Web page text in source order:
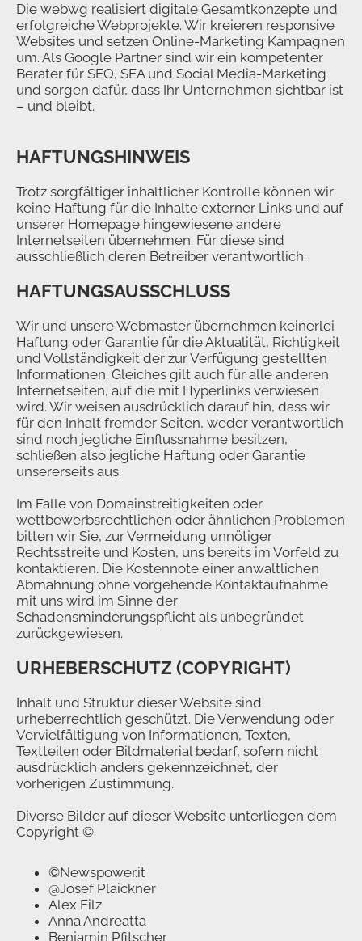
Die webwg realisiert digitale Gesamtkonzepte und
erfolgreiche Webprojekte. Wir kreieren responsive
Websites und setzen Online-Marketing Kampagnen
um. Als Google Partner sind wir ein kompetenter
Berater für SEO, SEA und Social Media-Marketing
und sorgen dafür, dass Ihr Unternehmen sichtbar ist
– und bleibt.
HAFTUNGSHINWEIS
Trotz sorgfältiger inhaltlicher Kontrolle können wir
keine Haftung für die Inhalte externer Links und auf
unserer Homepage hingewiesene andere
Internetseiten übernehmen. Für diese sind
ausschließlich deren Betreiber verantwortlich.
HAFTUNGSAUSSCHLUSS
Wir und unsere Webmaster übernehmen keinerlei
Haftung oder Garantie für die Aktualität, Richtigkeit
und Vollständigkeit der zur Verfügung gestellten
Informationen. Gleiches gilt auch für alle anderen
Internetseiten, auf die mit Hyperlinks verwiesen
wird. Wir weisen ausdrücklich darauf hin, dass wir
für den Inhalt fremder Seiten, weder verantwortlich
sind noch jegliche Einflussnahme besitzen,
schließen also jegliche Haftung oder Garantie
unsererseits aus.
Im Falle von Domainstreitigkeiten oder
wettbewerbsrechtlichen oder ähnlichen Problemen
bitten wir Sie, zur Vermeidung unnötiger
Rechtsstreite und Kosten, uns bereits im Vorfeld zu
kontaktieren. Die Kostennote einer anwaltlichen
Abmahnung ohne vorgehende Kontaktaufnahme
mit uns wird im Sinne der
Schadensminderungspflicht als unbegründet
zurückgewiesen.
URHEBERSCHUTZ (COPYRIGHT)
Inhalt und Struktur dieser Website sind
urheberrechtlich geschützt. Die Verwendung oder
Vervielfältigung von Informationen, Texten,
Textteilen oder Bildmaterial bedarf, sofern nicht
ausdrücklich anders gekennzeichnet, der
vorherigen Zustimmung.
Diverse Bilder auf dieser Website unterliegen dem
Copyright ©
©Newspower.it
@Josef Plaickner
Alex Filz
Anna Andreatta
Benjamin Pfitscher